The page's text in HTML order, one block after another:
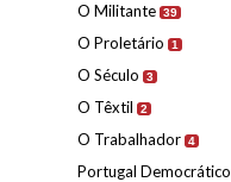
O Militante 39
O Proletário 1
O Século 3
O Têxtil 2
O Trabalhador 4
Portugal Democrático